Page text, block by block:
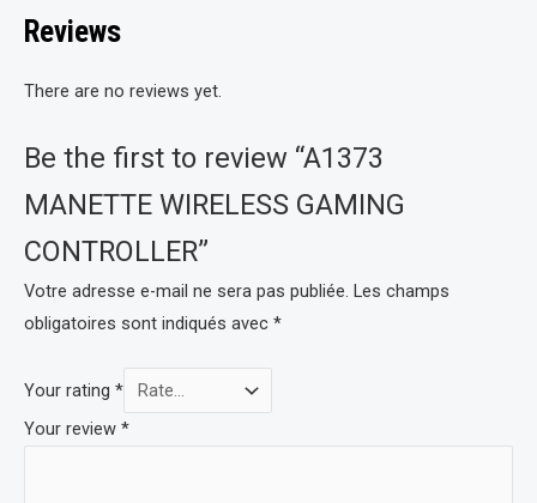
Reviews
There are no reviews yet.
Be the first to review “A1373
MANETTE WIRELESS GAMING
CONTROLLER”
Votre adresse e-mail ne sera pas publiée. Les champs
obligatoires sont indiqués avec *
Your rating *
Your review *